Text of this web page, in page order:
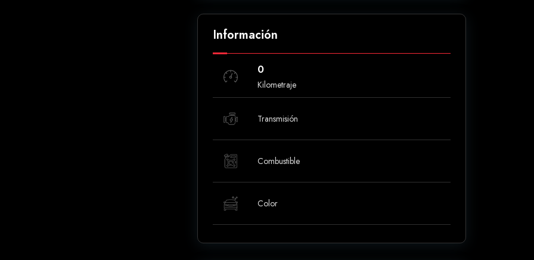
Información
0
Kilometraje
Transmisión
Combustible
Color